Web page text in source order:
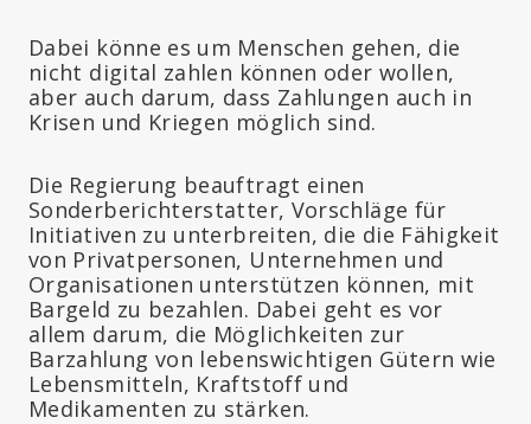
Dabei könne es um Menschen gehen, die
nicht digital zahlen können oder wollen,
aber auch darum, dass Zahlungen auch in
Krisen und Kriegen möglich sind.
Die Regierung beauftragt einen
Sonderberichterstatter, Vorschläge für
Initiativen zu unterbreiten, die die Fähigkeit
von Privatpersonen, Unternehmen und
Organisationen unterstützen können, mit
Bargeld zu bezahlen. Dabei geht es vor
allem darum, die Möglichkeiten zur
Barzahlung von lebenswichtigen Gütern wie
Lebensmitteln, Kraftstoff und
Medikamenten zu stärken.